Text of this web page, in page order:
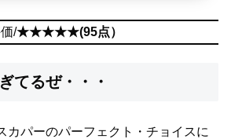
/★★★★★(95点）
てるぜ・・・
カパーのパーフェクト・チョイスに